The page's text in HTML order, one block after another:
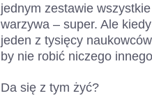
jednym zestawie
warzywa – super. Ale
jeden z tysięcy
by nie robić niczego
Da się z tym żyć?